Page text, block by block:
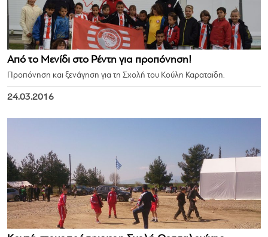
Από το Μενίδι στο Ρέντη για προπόνηση!
Προπόνηση και ξενάγηση για τη Σχολή του Κούλη Καραταϊδη.
24.03.2016